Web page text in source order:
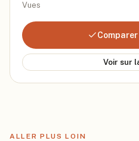
Vues
Voir sur
ALLER PLUS LOIN